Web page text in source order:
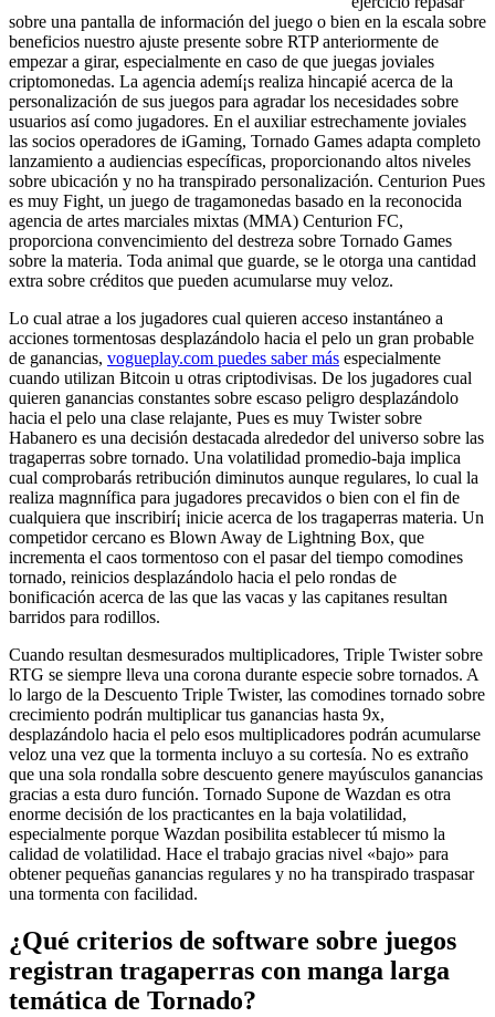
sobre una pantalla de información del juego o bien en la escala sobre
beneficios nuestro ajuste presente sobre RTP anteriormente de
empezar a girar, especialmente en caso de que juegas joviales
criptomonedas. La agencia ademí¡s realiza hincapié acerca de la
personalización de sus juegos para agradar los necesidades sobre
usuarios así­ como jugadores. En el auxiliar estrechamente joviales
las socios operadores de iGaming, Tornado Games adapta completo
lanzamiento a audiencias específicas, proporcionando altos niveles
sobre ubicación y no ha transpirado personalización. Centurion Pues
es muy Fight, un juego de tragamonedas basado en la reconocida
agencia de artes marciales mixtas (MMA) Centurion FC,
proporciona convencimiento del destreza sobre Tornado Games
sobre la materia. Toda animal que guarde, se le otorga una cantidad
extra sobre créditos que pueden acumularse muy veloz.
Lo cual atrae a los jugadores cual quieren acceso instantáneo a
acciones tormentosas desplazándolo hacia el pelo un gran probable
de ganancias, vogueplay.com puedes saber más especialmente
cuando utilizan Bitcoin u otras criptodivisas. De los jugadores cual
quieren ganancias constantes sobre escaso peligro desplazándolo
hacia el pelo una clase relajante, Pues es muy Twister sobre
Habanero es una decisión destacada alrededor del universo sobre las
tragaperras sobre tornado. Una volatilidad promedio-baja implica
cual comprobarás retribución diminutos aunque regulares, lo cual la
realiza magnnífica para jugadores precavidos o bien con el fin de
cualquiera que inscribirí¡ inicie acerca de los tragaperras materia. Un
competidor cercano es Blown Away de Lightning Box, que
incrementa el caos tormentoso con el pasar del tiempo comodines
tornado, reinicios desplazándolo hacia el pelo rondas de
bonificación acerca de las que las vacas y las capitanes resultan
barridos para rodillos.
Cuando resultan desmesurados multiplicadores, Triple Twister sobre
RTG se siempre lleva una corona durante especie sobre tornados. A
lo largo de la Descuento Triple Twister, las comodines tornado sobre
crecimiento podrán multiplicar tus ganancias hasta 9x,
desplazándolo hacia el pelo esos multiplicadores podrán acumularse
veloz una vez que la tormenta incluyo a su cortesía. No es extraño
que una sola rondalla sobre descuento genere mayúsculos ganancias
gracias a esta duro función. Tornado Supone de Wazdan es otra
enorme decisión de los practicantes en la baja volatilidad,
especialmente porque Wazdan posibilita establecer tú mismo la
calidad de volatilidad. Hace el trabajo gracias nivel «bajo» para
obtener pequeñas ganancias regulares y no ha transpirado traspasar
una tormenta con facilidad.
¿Qué criterios de software sobre juegos
registran tragaperras con manga larga
temática de Tornado?